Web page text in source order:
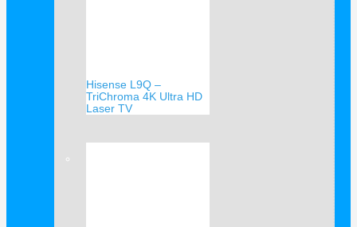
Hisense L9Q –
TriChroma 4K Ultra HD
Laser TV